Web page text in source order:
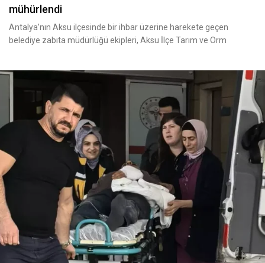
mühürlendi
Antalya’nın Aksu ilçesinde bir ihbar üzerine harekete geçen
belediye zabıta müdürlüğü ekipleri, Aksu İlçe Tarım ve Orm